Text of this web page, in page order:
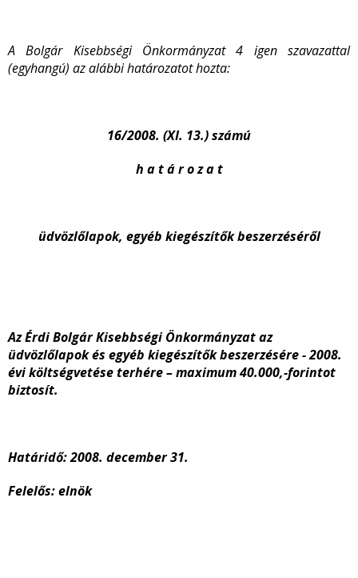
A Bolgár Kisebbségi Önkormányzat 4 igen szavazattal
(egyhangú) az alábbi határozatot hozta:
16/2008. (XI. 13.) számú
h a t á r o z a t
üdvözlőlapok, egyéb kiegészítők beszerzéséről
Az Érdi Bolgár Kisebbségi Önkormányzat az
üdvözlőlapok és egyéb kiegészítők beszerzésére - 2008.
évi költségvetése terhére – maximum 40.000,-forintot
biztosít.
Határidő: 2008. december 31.
Felelős: elnök